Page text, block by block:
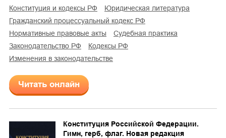
конституция и кодексы РФ
юридическая литература
гражданский процессуальный кодекс РФ
нормативные правовые акты
судебная практика
законодательство РФ
кодексы РФ
изменения в законодательстве
Читать онлайн
Конституция Российской Федерации.
Гимн, герб, флаг. Новая редакция